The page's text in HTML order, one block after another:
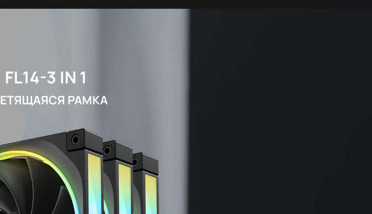
FL14-3 IN 1
РАМКА